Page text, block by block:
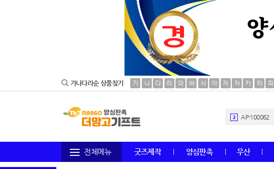
가나다라순 상품찾기 가 나 다 라 마 바 사 아 자 차 카 타 파
2 AP-100062
4 수건
전체메뉴 굿즈제작 양심판촉 우산